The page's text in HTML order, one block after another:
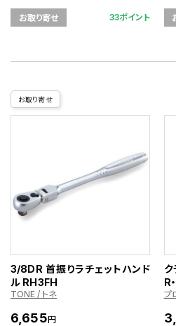
お取り寄せ 33ポイント
お取り寄せ
3/8DR 首振りラチェットハンド
ル RH3FH
TONE / トネ
6,655円
R
プ